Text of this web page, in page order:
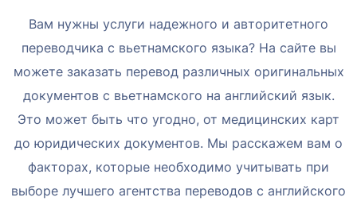
Вам нужны услуги надежного и авторитетного
переводчика с вьетнамского языка? На сайте вы
можете заказать перевод различных оригинальных
документов с вьетнамского на английский язык.
Это может быть что угодно, от медицинских карт
до юридических документов. Мы расскажем вам о
факторах, которые необходимо учитывать при
выборе лучшего агентства переводов с английского